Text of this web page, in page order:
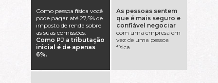
Como pessoa física você
pode pagar até 27,5% de
imposto de renda sobre
as suas comissões.
Como PJ a tributação
inicial é de apenas
6%.
As pessoas sentem
que é mais seguro e
confiável negociar
com uma empresa em
vez de uma pessoa
física.